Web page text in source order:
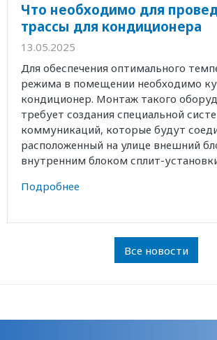
Что необходимо для
трассы для кондиционера
13.05.2025
Для обеспечения оптимального
режима в помещении необходимо
кондиционер. Монтаж такого
требует создания специальной
коммуникаций, которые будут
расположенный на улице внешний
внутренним блоком сплит-
Подробнее
Все новости